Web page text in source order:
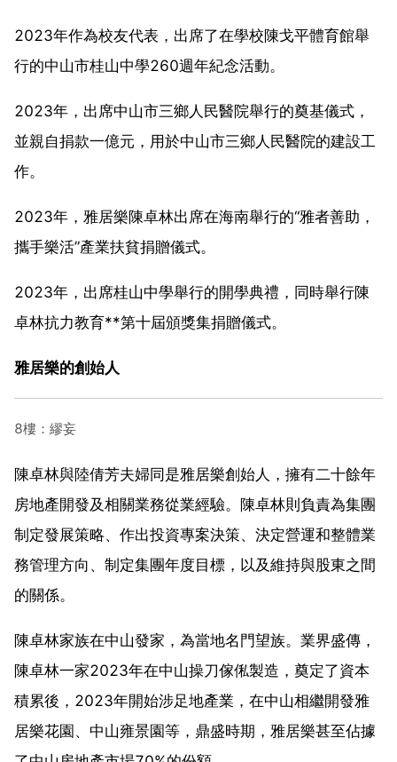
2023年作為校友代表，出席了在學校陳戈平體育館舉
行的中山市桂山中學260週年紀念活動。
2023年，出席中山市三鄉人民醫院舉行的奠基儀式，
並親自捐款一億元，用於中山市三鄉人民醫院的建設工
作。
2023年，雅居樂陳卓林出席在海南舉行的“雅者善助，
攜手樂活”產業扶貧捐贈儀式。
2023年，出席桂山中學舉行的開學典禮，同時舉行陳
卓林抗力教育**第十屆頒獎集捐贈儀式。
雅居樂的創始人
8樓：繆妄
陳卓林與陸倩芳夫婦同是雅居樂創始人，擁有二十餘年
房地產開發及相關業務從業經驗。陳卓林則負責為集團
制定發展策略、作出投資專案決策、決定營運和整體業
務管理方向、制定集團年度目標，以及維持與股東之間
的關係。
陳卓林家族在中山發家，為當地名門望族。業界盛傳，
陳卓林一家2023年在中山操刀傢俬製造，奠定了資本
積累後，2023年開始涉足地產業，在中山相繼開發雅
居樂花園、中山雍景園等，鼎盛時期，雅居樂甚至佔據